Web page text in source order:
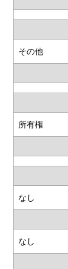
その他
所有権
なし
なし